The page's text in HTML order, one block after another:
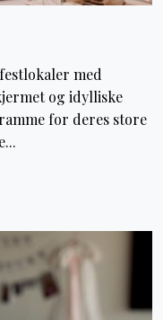
med
og idylliske
for deres store